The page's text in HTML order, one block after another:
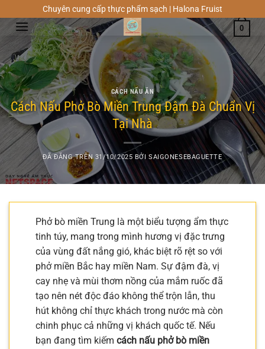
đến
nội
dung
Chuyên cung cấp thực phẩm sạch | Halona Fruist
0
CÁCH NẤU ĂN
Cách Nấu Phở Bò Miền Trung Đậm Đà Chuẩn Vị
Tại Nhà
ĐÃ ĐĂNG TRÊN31/10/2025 BỞISAIGONESEBAGUETTE
Phở bò miền Trung là một biểu tượng ẩm thực
tinh túy, mang trong mình hương vị đặc trưng
của vùng đất nắng gió, khác biệt rõ rệt so với
phở miền Bắc hay miền Nam. Sự đậm đà, vị
cay nhẹ và mùi thơm nồng của mắm ruốc đã
tạo nên nét độc đáo không thể trộn lẫn, thu
hút không chỉ thực khách trong nước mà còn
chinh phục cả những vị khách quốc tế. Nếu
bạn đang tìm kiếm cách nấu phở bò miền